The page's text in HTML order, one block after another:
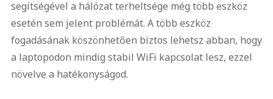
segítségével a hálózat terheltsége még több eszköz
esetén sem jelent problémát. A több eszköz
fogadásának köszönhetően biztos lehetsz abban, hogy
a laptopodon mindig stabil WiFi kapcsolat lesz, ezzel
növelve a hatékonyságod.